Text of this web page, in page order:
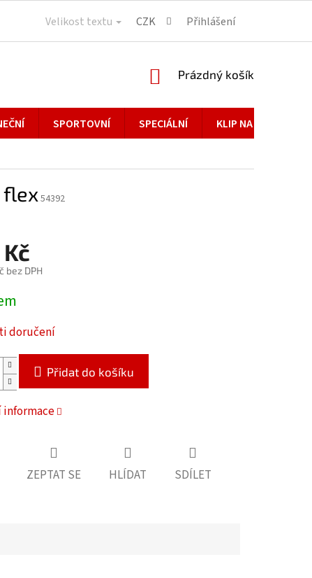
Velikost textu CZK Přihlášení
NÁKUPNÍ
Prázdný košík
SPORTOVNÍ SPECIÁLNÍ KLIP NA BRÝLE
flex54392
bez DPH
doručení
Přidat do košíku
ZEPTAT SE HLÍDAT SDÍLET